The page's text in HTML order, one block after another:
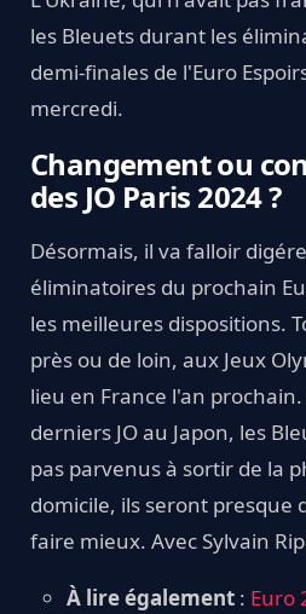
les Bleuets durant les
demi-finales de l'Euro
mercredi.
Changement ou
des JO Paris 2024 ?
Désormais, il va falloir
éliminatoires du prochain
les meilleures dispositions.
près ou de loin, aux Jeux
lieu en France l'an
derniers JO au Japon, les
pas parvenus à sortir de la
domicile, ils seront presque
faire mieux. Avec Sylvain
À lire également : Euro